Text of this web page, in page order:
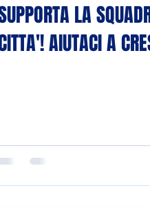
LA
AIUTACI A